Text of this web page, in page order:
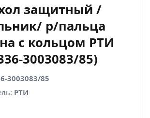
защитный /
р/пальца
с кольцом РТИ
3003083/85)
3003083/85
РТИ